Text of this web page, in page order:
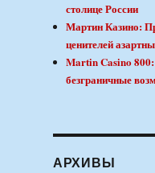
столице России
Мартин Казино:
ценителей
Martin Casino
безграничные
АРХИВЫ